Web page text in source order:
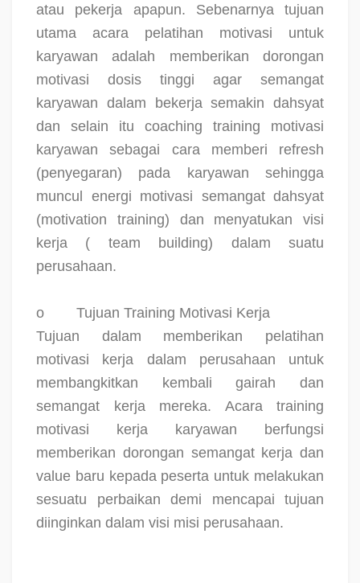
atau pekerja apapun. Sebenarnya tujuan
utama acara pelatihan motivasi untuk
karyawan adalah memberikan dorongan
motivasi dosis tinggi agar semangat
karyawan dalam bekerja semakin dahsyat
dan selain itu coaching training motivasi
karyawan sebagai cara memberi refresh
(penyegaran) pada karyawan sehingga
muncul energi motivasi semangat dahsyat
(motivation training) dan menyatukan visi
kerja ( team building) dalam suatu
perusahaan.
o
Tujuan Training Motivasi Kerja
Tujuan dalam memberikan pelatihan
motivasi kerja dalam perusahaan untuk
membangkitkan kembali gairah dan
semangat kerja mereka. Acara training
motivasi kerja karyawan berfungsi
memberikan dorongan semangat kerja dan
value baru kepada peserta untuk melakukan
sesuatu perbaikan demi mencapai tujuan
diinginkan dalam visi misi perusahaan.